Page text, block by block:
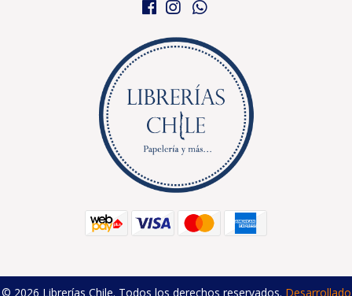
© 2026 Librerías Chile. Todos los derechos reservados. Desarrollado